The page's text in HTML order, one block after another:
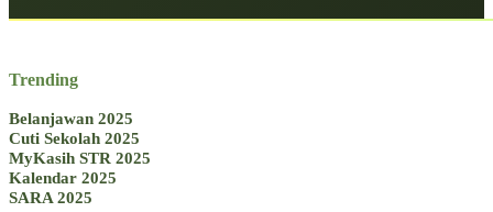
Trending
Belanjawan 2025
Cuti Sekolah 2025
MyKasih STR 2025
Kalendar 2025
SARA 2025